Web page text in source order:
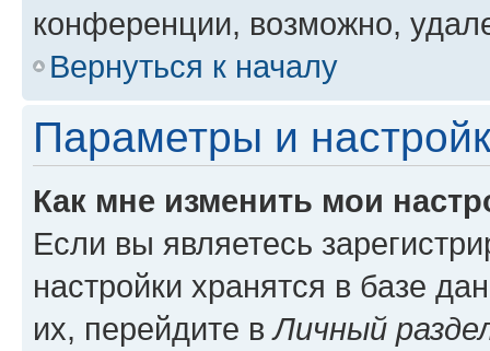
конференции, возможно,
Вернуться к началу
Параметры и
Как мне изменить мои
Если вы являетесь
настройки хранятся в базе
их, перейдите вЛичный